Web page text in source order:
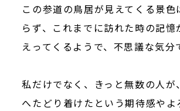
この参道の鳥居が見えてくる景色
らず、これまでに訪れた時の記憶
えってくるようで、不思議な気分
私だけでなく、きっと無数の人が
へたどり着けたという期待感やよ